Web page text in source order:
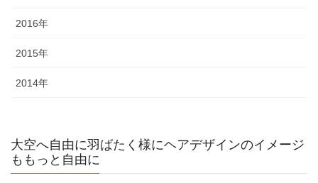
2016年
2015年
2014年
大空へ自由に羽ばたく様にヘアデザインのイメージ
ももっと自由に